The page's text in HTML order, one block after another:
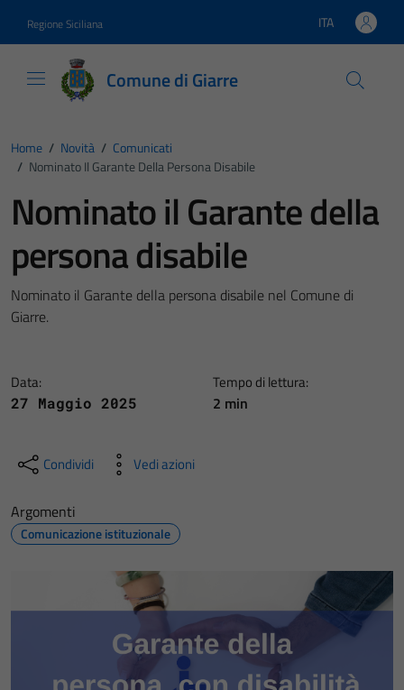
Regione Siciliana Lingua attiva:
ITA
Comune di Giarre
Home / Novità / Comunicati
/ Nominato Il Garante Della Persona Disabile
Nominato il Garante della
persona disabile
Nominato il Garante della persona disabile nel Comune di
Giarre.
Data:
27 Maggio 2025
Tempo di lettura:
2 min
Condividi Vedi azioni
Argomenti
Comunicazione istituzionale